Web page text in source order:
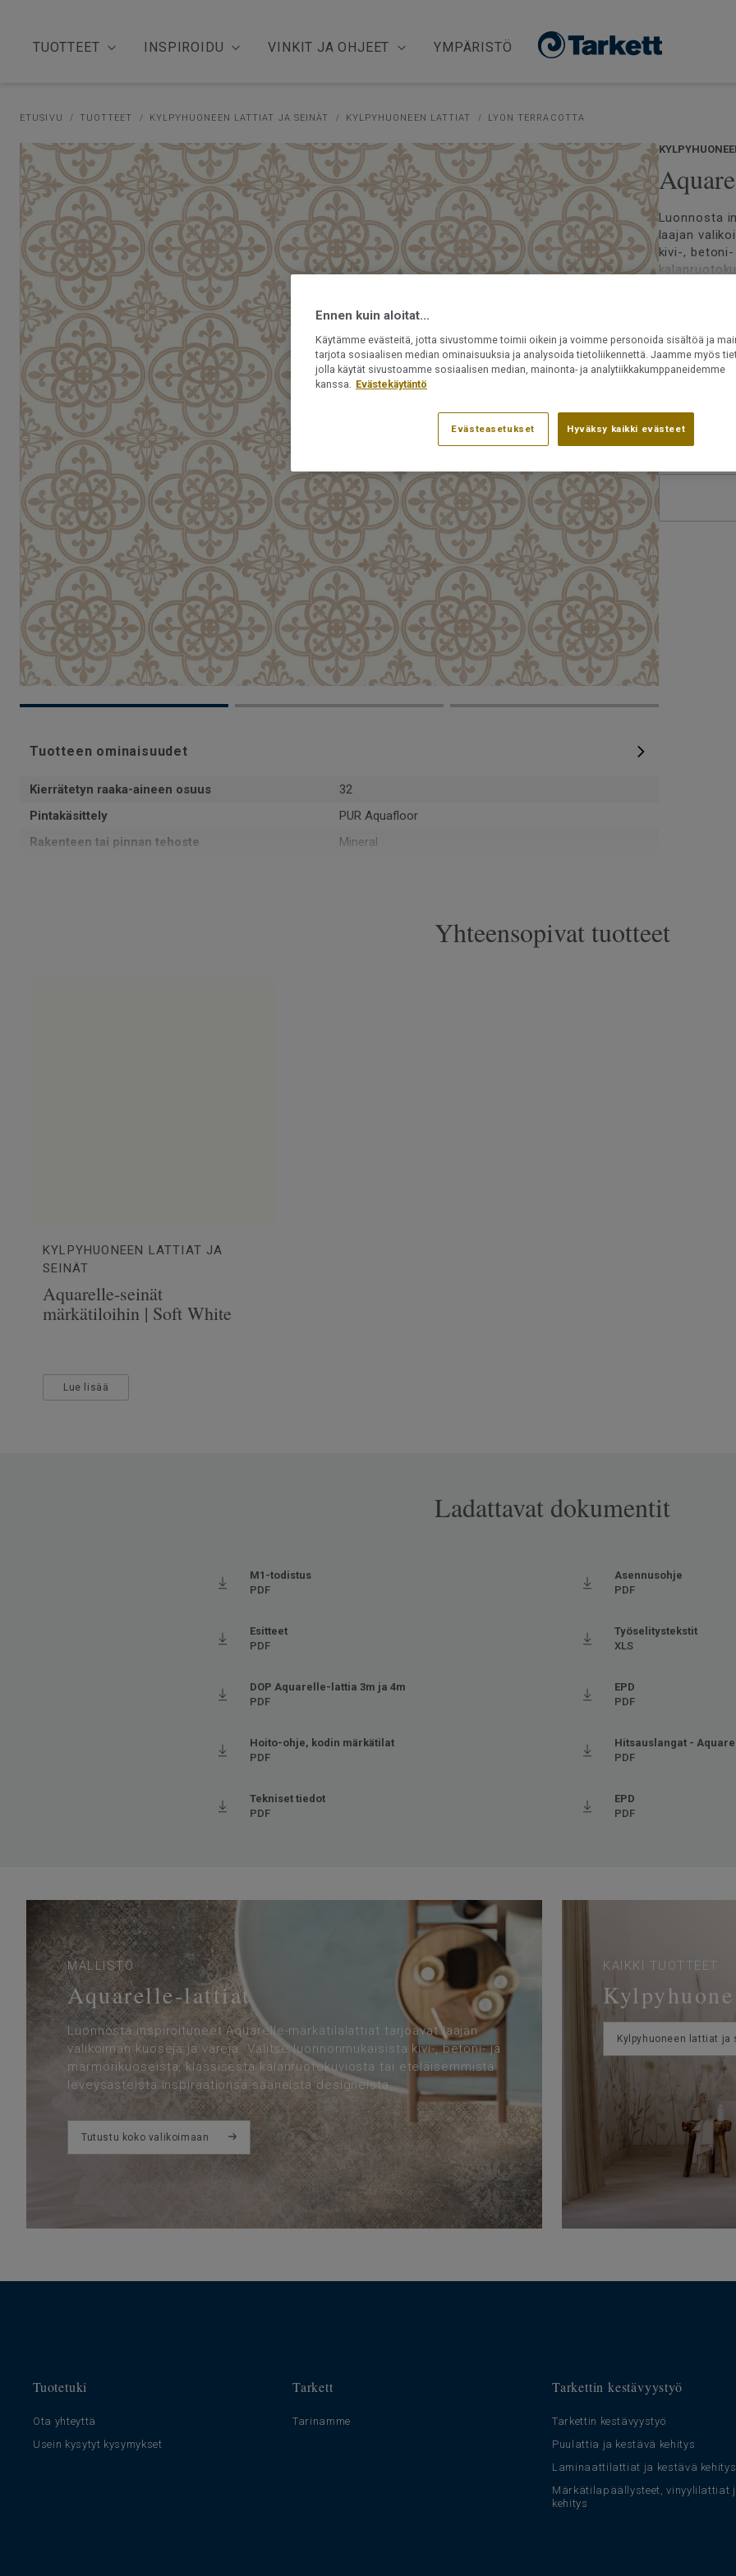
TUOTTEET INSPIROIDU VINKIT JA OHJEET YMPÄRISTÖ
ETUSIVU TUOTTEET KYLPYHUONEEN LATTIAT JA SEINÄT KYLPYHUONEEN LATTIAT LYON TERRACOTTA
Tuotteen ominaisuudet
Kierrätetyn raaka-aineen osuus
32
Pintakäsittely
PUR Aquafloor
Rakenteen tai pinnan tehoste
Mineral
Luonnosta
laajan
kivi-,
Päällysteet
Huomaa,
Vesitiivis
Tuotenumero:
25916022
Yhteensopivat tuotteet
KYLPYHUONEEN LATTIAT JA
SEINÄT
Aquarelle-seinät
märkätiloihin | Soft White
Lue lisää
Ladattavat dokumentit
M1-todistus
PDF
Asennusohje
PDF
Esitteet
PDF
Työselitystekstit
XLS
DOP Aquarelle-lattia 3m ja 4m
PDF
EPD
PDF
Hoito-ohje, kodin märkätilat
PDF
Hitsauslangat -
PDF
Tekniset tiedot
PDF
EPD
PDF
MALLISTO
Aquarelle-lattiat
Luonnosta inspiroituneet Aquarelle-märkätilalattiat tarjoavat laajan
valikoiman kuoseja ja värejä. Valitse luonnonmukaisista kivi-, betoni- ja
marmorikuoseista, klassisesta kalanruotokuviosta tai eteläisemmistä
leveysasteista inspiraationsa saaneista designeista.
Tutustu koko valikoimaan
KAIKKI TUOTTEET
Kylpyhuone
Kylpyhuoneen lattiat ja
Tuotetuki
Ota yhteyttä
Usein kysytyt kysymykset
Tarkett
Tarinamme
Tarkettin kestävyystyö
Tarkettin kestävyystyö
Puulattia ja kestävä kehitys
Laminaattilattiat ja kestävä kehitys
Märkätilapäällysteet, vinyylilattiat
kehitys
Ennen kuin aloitat...
Käytämme evästeitä, jotta sivustomme toimii oikein ja voimme personoida sisältöä ja
tarjota sosiaalisen median ominaisuuksia ja analysoida tietoliikennettä. Jaamme myös
jolla käytät sivustoamme sosiaalisen median, mainonta- ja analytiikkakumppaneidemme
kanssa. Evästekäytäntö
Evästeasetukset Hyväksy kaikki evästeet